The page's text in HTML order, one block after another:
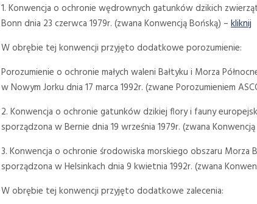
1. Konwencja o ochronie wędrownych gatunków dzikich
Bonn dnia 23 czerwca 1979r. (zwana Konwencją Bońską) –kliknij
W obrębie tej konwencji przyjęto dodatkowe porozumienie:
Porozumienie o ochronie małych waleni Bałtyku i Morza
w Nowym Jorku dnia 17 marca 1992r. (zwane Porozumieniem
2. Konwencja o ochronie gatunków dzikiej flory i fauny
sporządzona w Bernie dnia 19 września 1979r. (zwana
3. Konwencja o ochronie środowiska morskiego obszaru Morza
sporządzona w Helsinkach dnia 9 kwietnia 1992r. (zwana
W obrębie tej konwencji przyjęto dodatkowe zalecenia: